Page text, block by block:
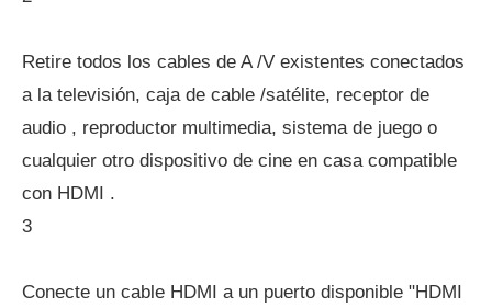
Retire todos los cables de A /V existentes conectados
a la televisión, caja de cable /satélite, receptor de
audio , reproductor multimedia, sistema de juego o
cualquier otro dispositivo de cine en casa compatible
con HDMI .
3
Conecte un cable HDMI a un puerto disponible "HDMI